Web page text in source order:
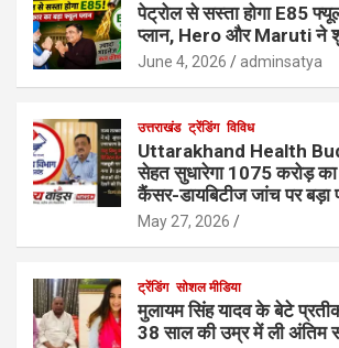
पेट्रोल से सस्ता होगा E85
प्लान, Hero और Maruti ने
June 4, 2026 adminsatya
उत्तराखंड ट्रेंडिंग विविध
Uttarakhand Health
सेहत सुधारेगा 1075 करोड़ का
कैंसर-डायबिटीज जांच पर
May 27, 2026
ट्रेंडिंग सोशल मीडिया
मुलायम सिंह यादव के बेटे
38 साल की उम्र में ली अंतिम